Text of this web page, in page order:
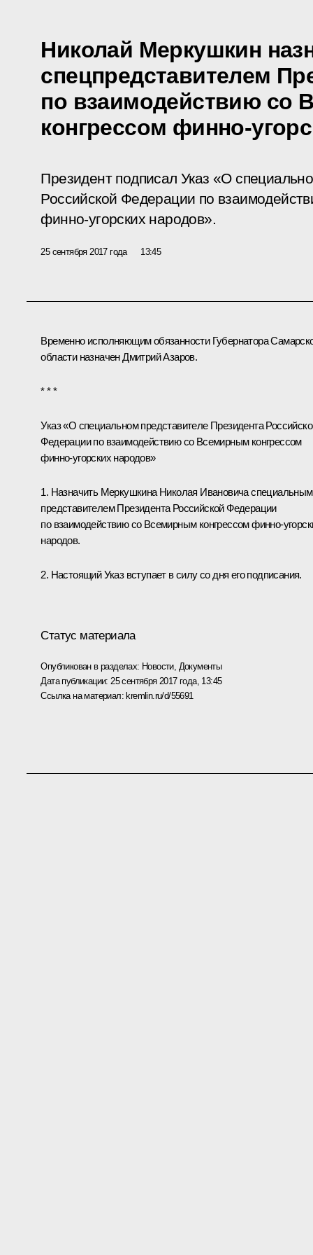
Николай Меркушкин
спецпредставителем
по взаимодействию со
конгрессом финно-
Президент подписал Указ «О
Российской Федерации по
финно-угорских народов».
25 сентября 2017 года 13:45
Временно исполняющим обязанности Губернатора
области назначен Дмитрий Азаров.
* * *
Указ «О специальном представителе Президента
Федерации по взаимодействию со Всемирным конгрессом
финно-угорских народов»
1. Назначить Меркушкина Николая Ивановича специальным
представителем Президента Российской Федерации
по взаимодействию со Всемирным конгрессом финно-
народов.
2. Настоящий Указ вступает в силу со дня его подписания.
Статус материала
Опубликован в разделах: Новости, Документы
Дата публикации: 25 сентября 2017 года, 13:45
Ссылка на материал: kremlin.ru/d/55691